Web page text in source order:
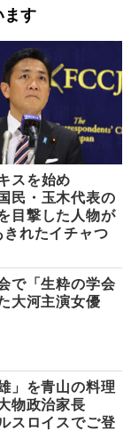
ます
スを始め
・玉木代表の
目撃した人物が
きれたイチャつ
で「生粋の学会
大河主演女優
」を青山の料理
物政治家長
スロイスでご登